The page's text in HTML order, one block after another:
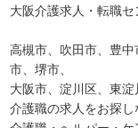
大阪介護求人・転職セ
高槻市、吹田市、豊
市、堺市、
大阪市、淀川区、東
介護職の求人をお探し